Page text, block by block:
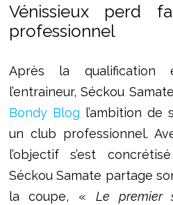
Vénissieux perd
professionnel
Après la qualification
l’entraineur, Séckou
Bondy Blog l’ambition de
un club professionnel.
l’objectif s’est
Séckou Samate partage
la coupe, « Le premier